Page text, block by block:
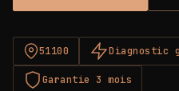
51100 Diagnostic
Garantie 3 mois